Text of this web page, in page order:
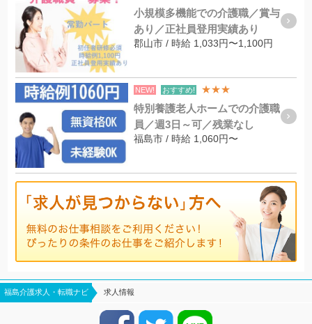
小規模多機能での介護職／賞与
あり／正社員登用実績あり
郡山市 / 時給 1,033円〜1,100円
NEW! おすすめ! ★★★
特別養護老人ホームでの介護職
員／週3日～可／残業なし
福島市 / 時給 1,060円〜
福島介護求人・転職ナビ 求人情報